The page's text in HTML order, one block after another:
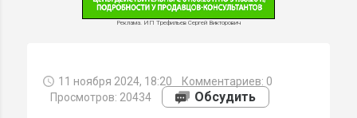
Реклама. ИП Трефильев Сергей Викторович
11 ноября 2024, 18:20 Комментариев: 0
Просмотров: 20434
Обсудить